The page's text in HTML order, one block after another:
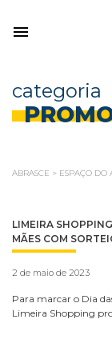
categoria
ABRASCE > ESPAÇO DO
LIMEIRA
MÃES COM
2 de maio de 2023
Para marcar o Dia
Limeira Shopping